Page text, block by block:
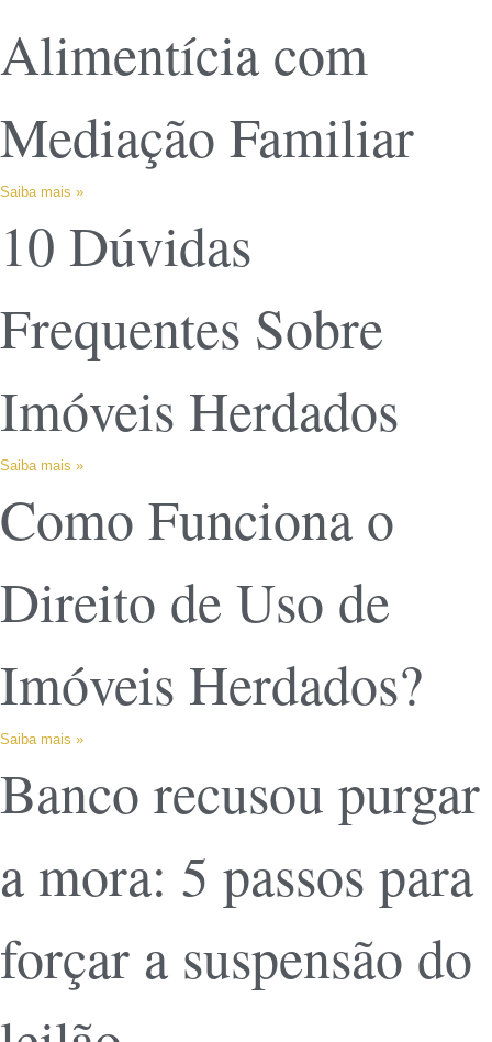
Alimentícia com
Mediação Familiar
Saiba mais »
10 Dúvidas
Frequentes Sobre
Imóveis Herdados
Saiba mais »
Como Funciona o
Direito de Uso de
Imóveis Herdados?
Saiba mais »
Banco recusou purgar
a mora: 5 passos para
forçar a suspensão do